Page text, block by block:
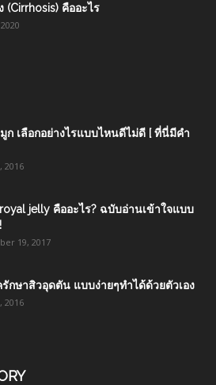
(Cirrhosis) คืออะไร
ก เลือกอย่างไรแบบไหนดีไม่ดี [ ที่นี่มีคำ
2016
jelly คืออะไร? ฉบับอ่านเข้าใจแบบ
19, 2017
กษาสิวอุดตัน แบบง่ายๆทำได้ด้วยตัวเอง
2016